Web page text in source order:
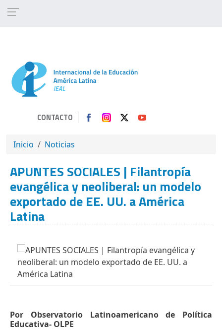
CONTACTO
SOBRESCRIBIR ENLACES DE AYUDA A
Inicio Noticias
APUNTES SOCIALES | Filantropía
evangélica y neoliberal: un modelo
exportado de EE. UU. a América
Latina
Por Observatorio Latinoamericano de Política
Educativa- OLPE